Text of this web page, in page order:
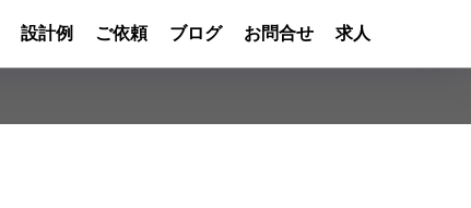
設計例 ご依頼 ブログ お問合せ 求人